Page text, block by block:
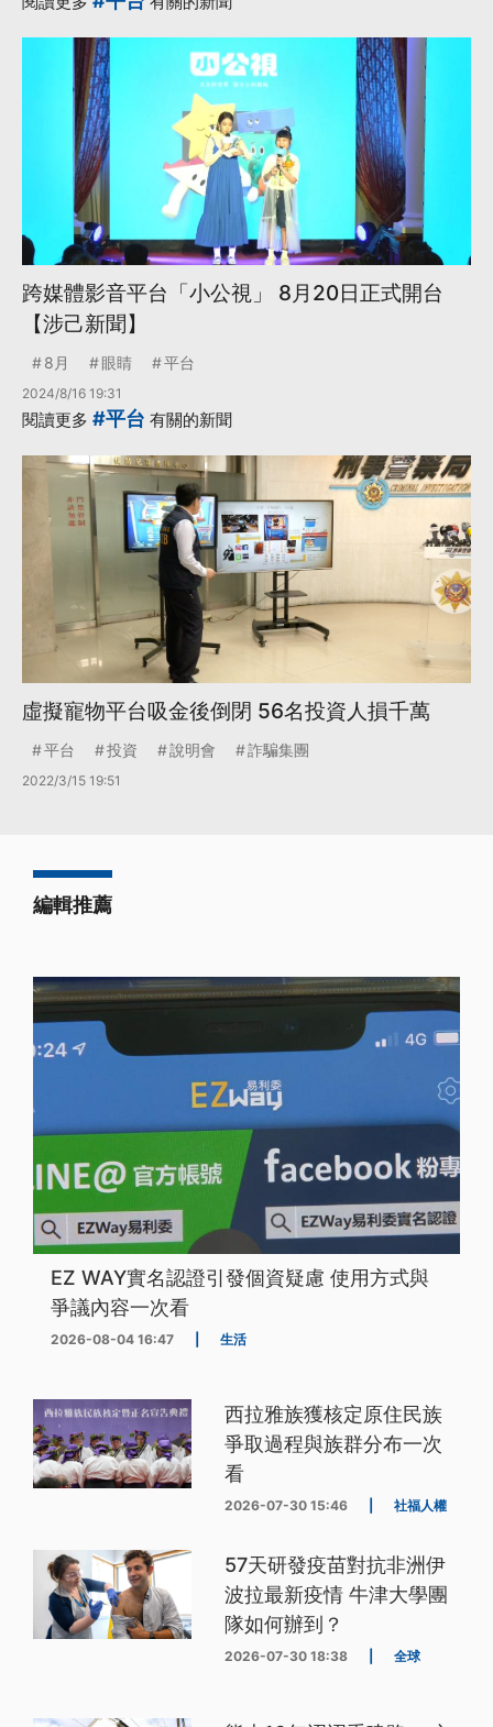
跨媒體影音平台「小公視」 8月20日正式開台
【涉己新聞】
8月 眼睛 平台
2024/8/16 19:31
閱讀更多 #平台 有關的新聞
虛擬寵物平台吸金後倒閉 56名投資人損千萬
平台 投資 說明會 詐騙集團
2022/3/15 19:51
編輯推薦
EZ WAY實名認證引發個資疑慮 使用方式與
爭議內容一次看
2026-08-04 16:47 生活
西拉雅族獲核定原住民族
爭取過程與族群分布一次
看
2026-07-30 15:46 社福人權
57天研發疫苗對抗非洲伊
波拉最新疫情 牛津大學團
隊如何辦到？
2026-07-30 18:38 全球